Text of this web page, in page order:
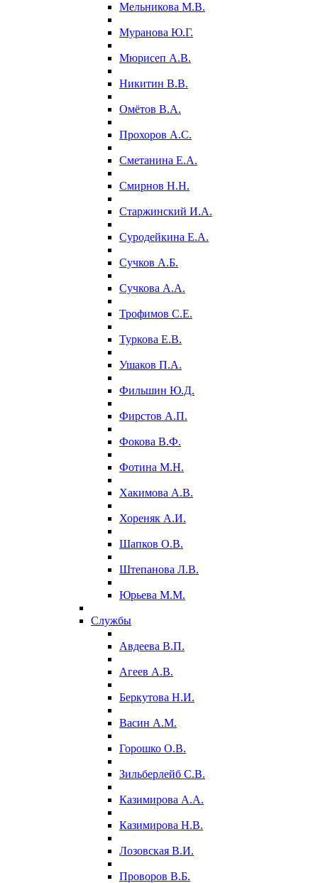
Мельникова М.В.
Муранова Ю.Г.
Мюрисеп А.В.
Никитин В.В.
Омётов В.А.
Прохоров А.С.
Сметанина Е.А.
Смирнов Н.Н.
Старжинский И.А.
Суродейкина Е.А.
Сучков А.Б.
Сучкова А.А.
Трофимов С.Е.
Туркова Е.В.
Ушаков П.А.
Фильшин Ю.Д.
Фирстов А.П.
Фокова В.Ф.
Фотина М.Н.
Хакимова А.В.
Хореняк А.И.
Шапков О.В.
Штепанова Л.В.
Юрьева М.М.
Службы
Авдеева В.П.
Агеев А.В.
Беркутова Н.И.
Васин А.М.
Горошко О.В.
Зильберлейб С.В.
Казимирова А.А.
Казимирова Н.В.
Лозовская В.И.
Проворов В.Б.